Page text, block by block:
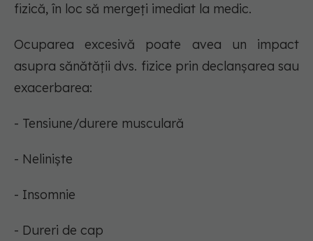
fizică, în loc să mergeți imediat la medic.
Ocuparea excesivă poate avea un impact
asupra sănătății dvs. fizice prin declanșarea sau
exacerbarea:
- Tensiune/durere musculară
- Neliniște
- Insomnie
- Dureri de cap